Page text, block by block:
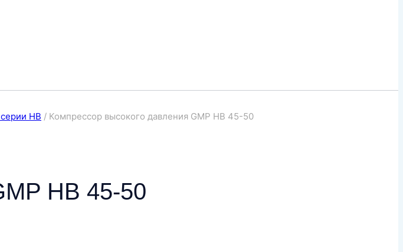
HB / Компрессор высокого давления GMP HB 45-50
HB 45-50